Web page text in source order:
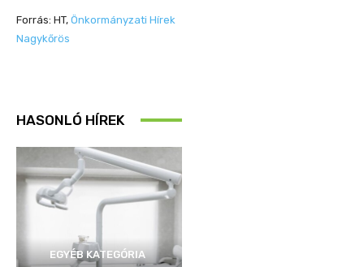
Forrás: HT, Önkormányzati Hírek
Nagykőrös
HASONLÓ HÍREK
EGYÉB KATEGÓRIA